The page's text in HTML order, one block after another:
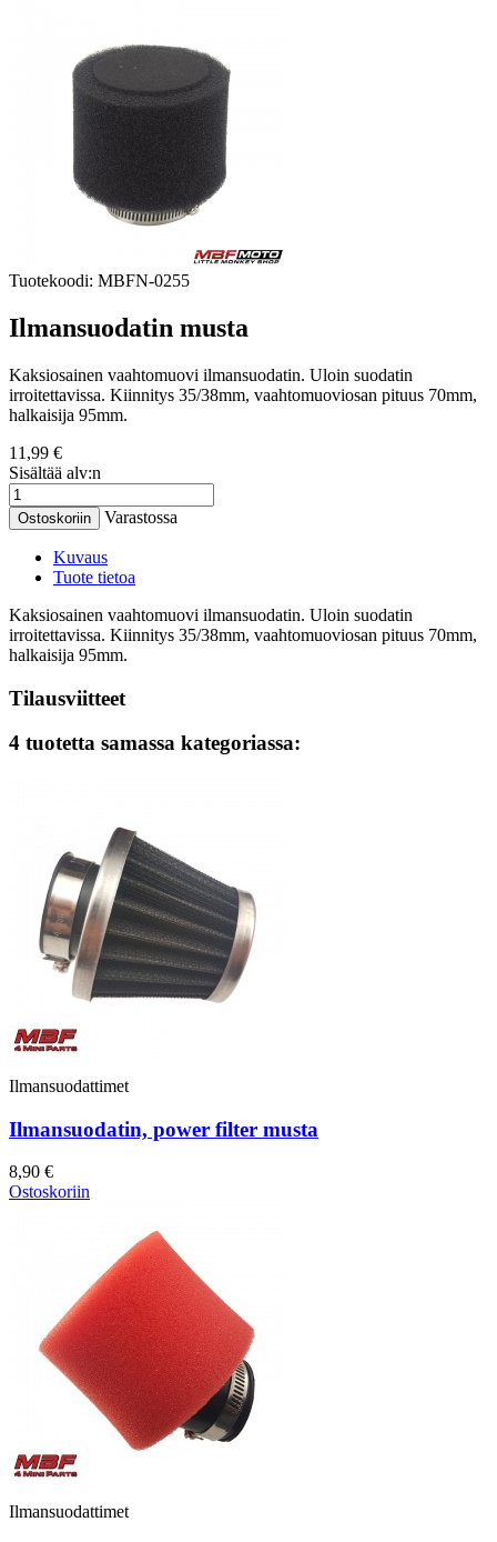
Tuotekoodi: MBFN-0255
Ilmansuodatin musta
Kaksiosainen vaahtomuovi ilmansuodatin. Uloin suodatin
irroitettavissa. Kiinnitys 35/38mm, vaahtomuoviosan pituus 70mm,
halkaisija 95mm.
11,99 €
Sisältää alv:n
Ostoskoriin Varastossa
Kuvaus
Tuote tietoa
Kaksiosainen vaahtomuovi ilmansuodatin. Uloin suodatin
irroitettavissa. Kiinnitys 35/38mm, vaahtomuoviosan pituus 70mm,
halkaisija 95mm.
Tilausviitteet
4 tuotetta samassa kategoriassa:
Ilmansuodattimet
Ilmansuodatin, power filter musta
8,90 €
Ostoskoriin
Ilmansuodattimet